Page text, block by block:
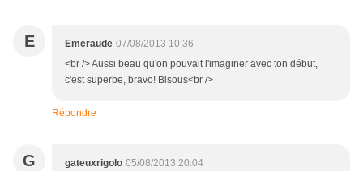
E Emeraude 07/08/2013 10:36
<br /> Aussi beau qu'on pouvait l'imaginer avec ton début,
c'est superbe, bravo! Bisous<br />
Répondre
G gateuxrigolo 05/08/2013 20:04